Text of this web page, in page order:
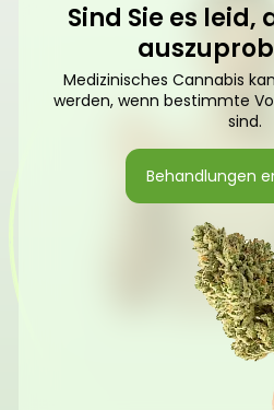
Sind Sie es
Medizinisches Cannabis
werden, wenn bestimmte
sind.
Behandlungen